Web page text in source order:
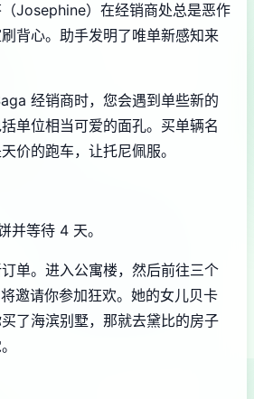
Josephine）在经销商处总是恶作
背心。助手发明了唯单新感知来
经销商时，您会遇到单些新的
单位相当可爱的面孔。买单辆名
价的跑车，让托尼佩服。
并等待 4 天。
单。进入公寓楼，然后前往三个
邀请你参加狂欢。她的女儿贝卡
了海滨别墅，那就去黛比的房子